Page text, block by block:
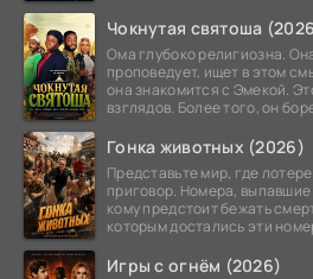
Чокнутая святоша
Ома глубоко религиозна.
проповедует, ищет в этом
она знакомится с Эмекой.
взглядов. Более того, он
Гонка животных (2026)
Представьте мир, где
приговор. Номера,
кому предстоит бежать
которым достались эти
Игры с огнём (2026)